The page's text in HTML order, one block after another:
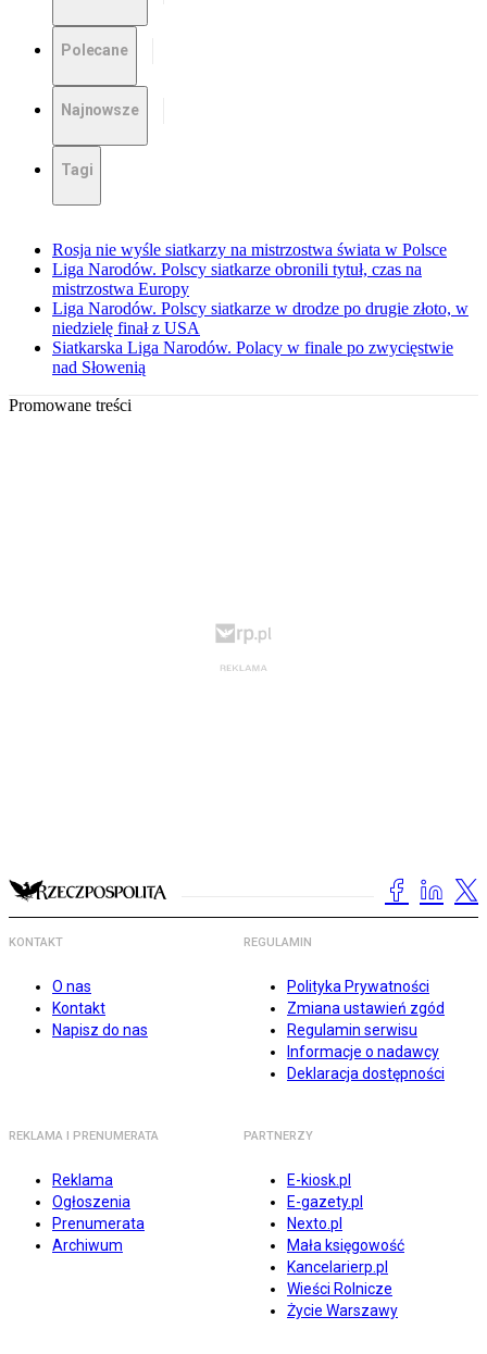
Polecane
Najnowsze
Tagi
Rosja nie wyśle siatkarzy na mistrzostwa świata w Polsce
Liga Narodów. Polscy siatkarze obronili tytuł, czas na
mistrzostwa Europy
Liga Narodów. Polscy siatkarze w drodze po drugie złoto, w
niedzielę finał z USA
Siatkarska Liga Narodów. Polacy w finale po zwycięstwie
nad Słowenią
Promowane treści
KONTAKT
O nas
Kontakt
Napisz do nas
REGULAMIN
Polityka Prywatności
Zmiana ustawień zgód
Regulamin serwisu
Informacje o nadawcy
Deklaracja dostępności
REKLAMA I PRENUMERATA
Reklama
Ogłoszenia
Prenumerata
Archiwum
PARTNERZY
E-kiosk.pl
E-gazety.pl
Nexto.pl
Mała księgowość
Kancelarierp.pl
Wieści Rolnicze
Życie Warszawy